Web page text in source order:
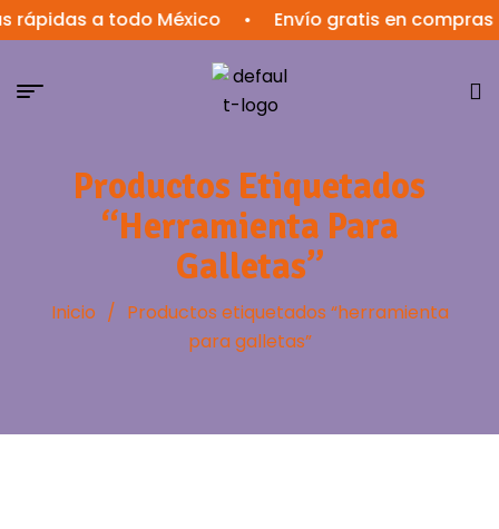
a todo México Envío gratis en compras
Productos Etiquetados
“herramienta Para
Galletas”
Inicio / Productos etiquetados “herramienta
para galletas”